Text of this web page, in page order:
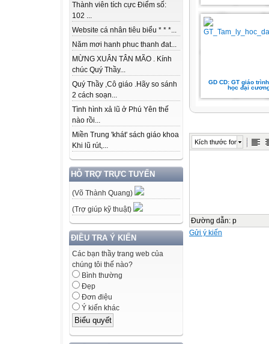
Thành viên tích cực Điểm số:
102 ...
Website cá nhân tiêu biểu * * *...
Năm mơi hanh phuc thanh đat...
MỪNG XUÂN TÂN MÃO . Kính
chúc Quý Thầy...
Quý Thầy ,Cô giáo .Hãy so sánh
2 cách soạn...
Tình hình xả lũ ở Phú Yên thế
nào rồi...
Miền Trung 'khát' sách giáo khoa
Khi lũ rút,...
HỖ TRỢ TRỰC TUYẾN
(Võ Thành Quang)
(Trợ giúp kỹ thuật)
ĐIỀU TRA Ý KIẾN
Các bạn thầy trang web của
chúng tôi thế nào?
Bình thường
Đẹp
Đơn điệu
Ý kiến khác
GD CD: GT giáo
học đại
Kích thước font
Đường dẫn: p
Gửi ý kiến